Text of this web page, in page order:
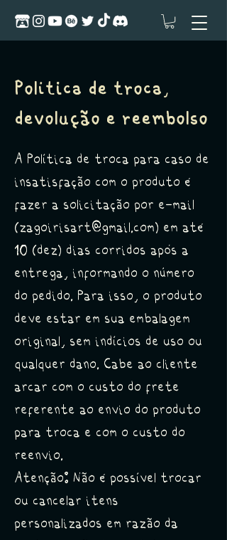
Política de troca,
devolução e reembolso
​A Política de troca para caso de
insatisfação com o produto é
fazer a solicitação por e-mail
(zagoirisart@gmail.com) em até
10 (dez) dias corridos após a
entrega, informando o número
do pedido. Para isso, o produto
deve estar em sua embalagem
original, sem indícios de uso ou
qualquer dano. Cabe ao cliente
arcar com o custo do frete
referente ao envio do produto
para troca e com o custo do
reenvio.
Atenção: Não é possível trocar
ou cancelar itens
personalizados em razão da